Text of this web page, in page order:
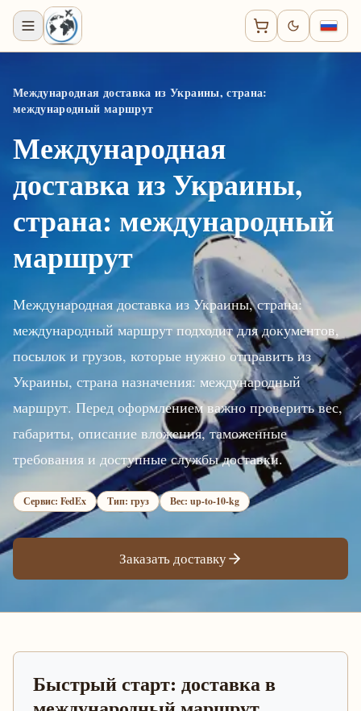
Международная доставка из Украины, страна:
международный маршрут
Международная
доставка из Украины,
страна: международный
маршрут
Международная доставка из Украины, страна:
международный маршрут подходит для документов,
посылок и грузов, которые нужно отправить из
Украины, страна назначения: международный
маршрут. Перед оформлением важно проверить вес,
габариты, описание вложения, таможенные
требования и доступные службы доставки.
Сервис: FedEx Тип: груз Вес: up-to-10-kg
Заказать доставку
Быстрый старт: доставка в